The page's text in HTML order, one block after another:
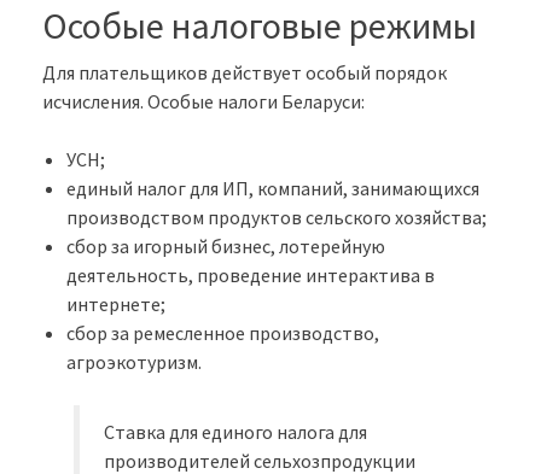
Особые налоговые режимы
Для плательщиков действует особый порядок
исчисления. Особые налоги Беларуси:
УСН;
единый налог для ИП, компаний, занимающихся
производством продуктов сельского хозяйства;
сбор за игорный бизнес, лотерейную
деятельность, проведение интерактива в
интернете;
сбор за ремесленное производство,
агроэкотуризм.
Ставка для единого налога для
производителей сельхозпродукции